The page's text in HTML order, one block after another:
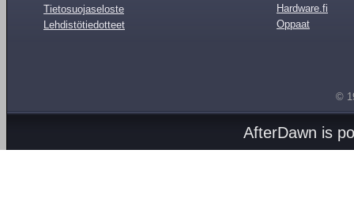
Tietosuojaseloste
Lehdistötiedotteet
Hardware.fi
Oppaat
©
AfterDawn is